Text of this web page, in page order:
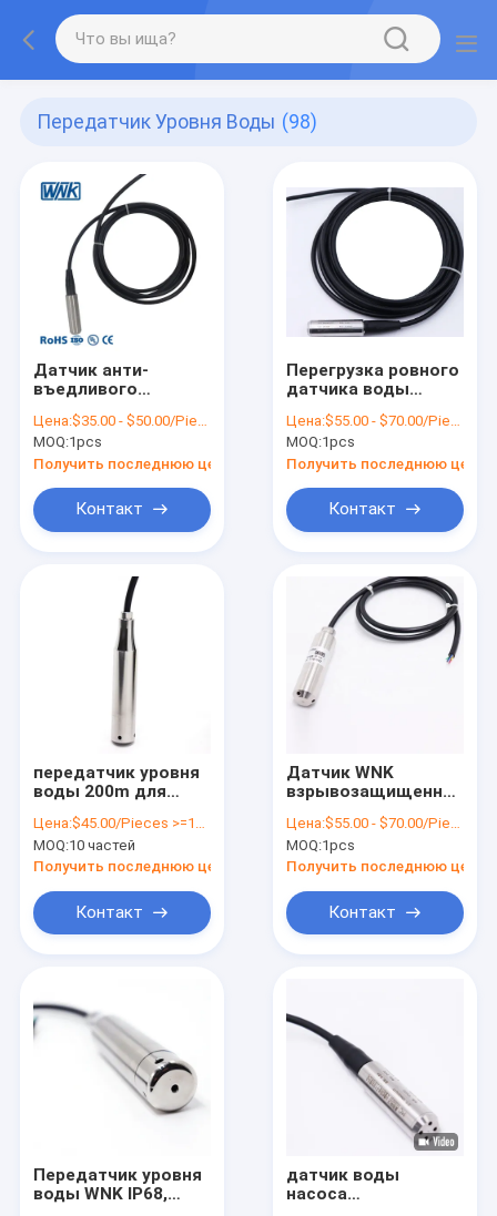
Передатчик Уровня Воды (98)
Датчик анти-
въедливого
ровный для
измерять бассейна/
танка
Цена:$35.00 - $50.00/Pieces
MOQ:1pcs
Получить последнюю цену
Контакт
Перегрузка ровного
датчика воды
погружающийся
ODM 0.5-4.5V 150%
раз
Цена:$55.00 - $70.00/Pieces
MOQ:1pcs
Получить последнюю цену
Контакт
передатчик уровня
воды 200m для
открытого
измерения сосуда
Цена:$45.00/Pieces >=10 Pieces
MOQ:10 частей
Получить последнюю цену
Контакт
Датчик WNK
взрывозащищенный
ровный 200 метров
с высокой
стабильностью
Цена:$55.00 - $70.00/Pieces
MOQ:1pcs
Получить последнюю цену
Контакт
Передатчик уровня
воды WNK IP68,
датчик воды
насоса